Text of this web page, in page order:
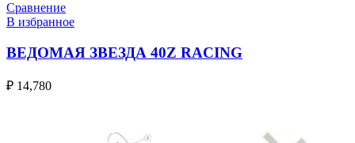
Сравнение
В избранное
ВЕДОМАЯ ЗВЕЗДА 40Z RACING
₽ 14,780